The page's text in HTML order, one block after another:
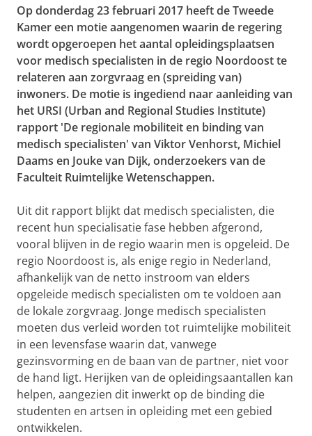
Op donderdag 23 februari 2017 heeft de Tweede
Kamer een motie aangenomen waarin de regering
wordt opgeroepen het aantal opleidingsplaatsen
voor medisch specialisten in de regio Noordoost te
relateren aan zorgvraag en (spreiding van)
inwoners. De motie is ingediend naar aanleiding van
het URSI (Urban and Regional Studies Institute)
rapport 'De regionale mobiliteit en binding van
medisch specialisten' van Viktor Venhorst, Michiel
Daams en Jouke van Dijk, onderzoekers van de
Faculteit Ruimtelijke Wetenschappen.
Uit dit rapport blijkt dat medisch specialisten, die
recent hun specialisatie fase hebben afgerond,
vooral blijven in de regio waarin men is opgeleid. De
regio Noordoost is, als enige regio in Nederland,
afhankelijk van de netto instroom van elders
opgeleide medisch specialisten om te voldoen aan
de lokale zorgvraag. Jonge medisch specialisten
moeten dus verleid worden tot ruimtelijke mobiliteit
in een levensfase waarin dat, vanwege
gezinsvorming en de baan van de partner, niet voor
de hand ligt. Herijken van de opleidingsaantallen kan
helpen, aangezien dit inwerkt op de binding die
studenten en artsen in opleiding met een gebied
ontwikkelen.